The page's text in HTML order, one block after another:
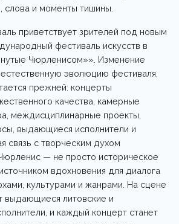
слова и моменты тишины.
приветствует зрителей под новым
фестиваль искусств в
Чюрленисом»». Изменение
эволюцию фестиваля,
прежней: концерты
качества, камерные
междисциплинарные проекты,
выдающиеся исполнители и
связь с творческим духом
— не просто историческое
вдохновения для диалога
культурами и жанрами. На сцене
выдающиеся литовские и
и каждый концерт станет